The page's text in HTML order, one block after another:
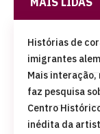
Histórias de
imigrantes
Mais interação,
faz pesquisa
Centro
inédita da